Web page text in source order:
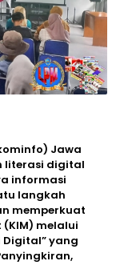
Jawa
literasi digital
informasi
langkah
memperkuat
melalui
Digital” yang